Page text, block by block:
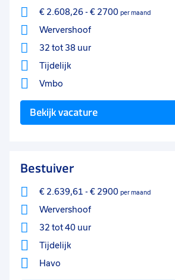
€ 2.608,26- € 2700 per maand
Wervershoof
32 tot 38 uur
Tijdelijk
Vmbo
Bekijk vacature
Bestuiver
€ 2.639,61 - € 2900 per maand
Wervershoof
32 tot 40 uur
Tijdelijk
Havo